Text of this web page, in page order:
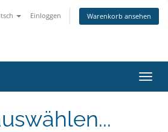
Einloggen Warenkorb ansehen
ein-/